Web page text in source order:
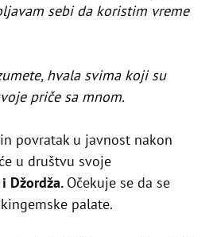
sebi da koristim vreme
hvala svima koji su
priče sa mnom.
povratak u javnost nakon
u društvu svoje
Džordža. Očekuje se da se
palate.